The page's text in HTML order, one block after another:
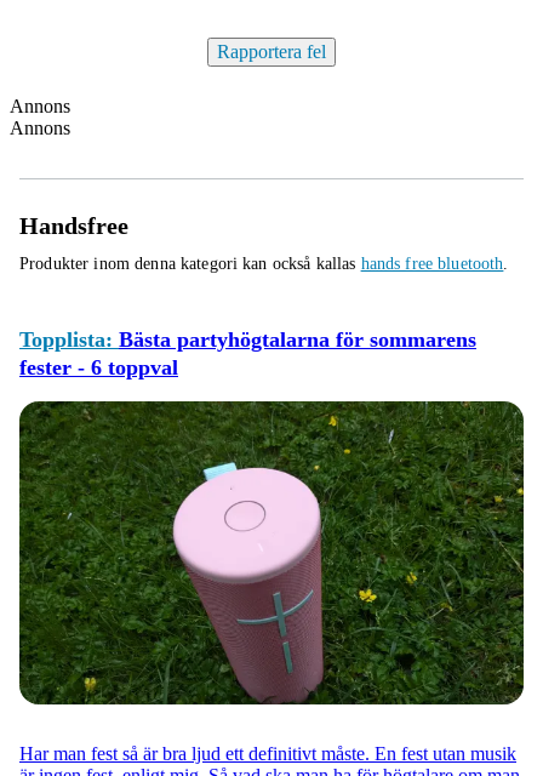
Rapportera fel
Annons
Annons
Handsfree
Produkter inom denna kategori kan också kallas hands free bluetooth.
Topplista: Bästa partyhögtalarna för sommarens
fester - 6 toppval
Har man fest så är bra ljud ett definitivt måste. En fest utan musik